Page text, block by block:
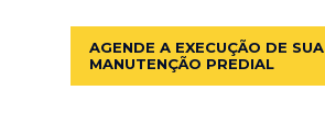
AGENDE A EXECUÇÃO DE SUA
MANUTENÇÃO PREDIAL